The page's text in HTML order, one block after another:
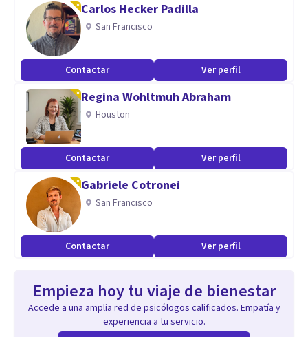
Carlos Hecker Padilla
San Francisco
Contactar Ver perfil
Regina Wohltmuh Abraham
Houston
Contactar Ver perfil
Gabriele Cotronei
San Francisco
Contactar Ver perfil
Empieza hoy tu viaje de bienestar
Accede a una amplia red de psicólogos calificados. Empatía y
experiencia a tu servicio.